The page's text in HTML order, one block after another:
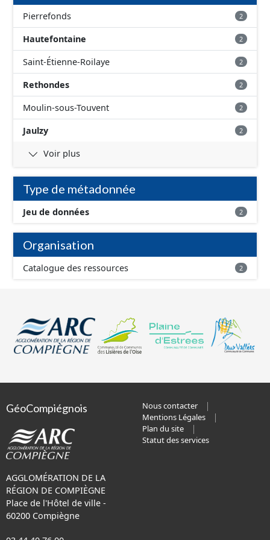
des Hospices.
Pierrefonds 2
Hautefontaine 2
Saint-Étienne-Roilaye 2
Rethondes 2
Moulin-sous-Touvent 2
Jaulzy 2
Voir plus
Type de métadonnée
Jeu de données 2
Organisation
Catalogue des ressources 2
GéoCompiégnois
AGGLOMÉRATION DE LA
RÉGION DE COMPIÈGNE
Place de l'Hôtel de ville -
60200 Compiègne
Nous contacter
Mentions Légales
Plan du site
Statut des services